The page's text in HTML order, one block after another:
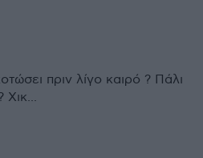
πριν λίγο καιρό ? Πάλι
Χικ...